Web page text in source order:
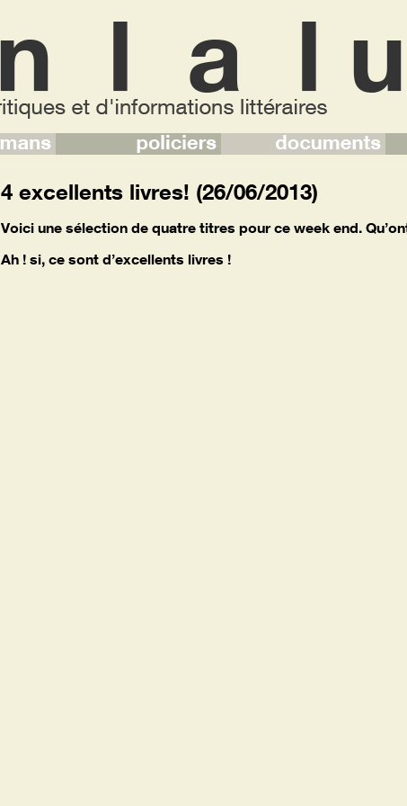
4 excellents livres! (26/06/2013)
Voici une sélection de quatre titres pour ce week end.
Ah ! si, ce sont d’excellents livres !